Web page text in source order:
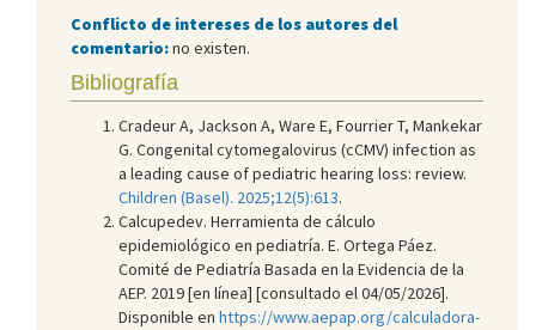
Conflicto de intereses de los autores del
comentario:no existen.
Bibliografía
Cradeur A, Jackson A, Ware E, Fourrier T, Mankekar
G. Congenital cytomegalovirus (cCMV) infection as
a leading cause of pediatric hearing loss: review.
Children (Basel). 2025;12(5):613.
Calcupedev. Herramienta de cálculo
epidemiológico en pediatría. E. Ortega Páez.
Comité de Pediatría Basada en la Evidencia de la
AEP. 2019 [en línea] [consultado el 04/05/2026].
Disponible en https://www.aepap.org/calculadora-